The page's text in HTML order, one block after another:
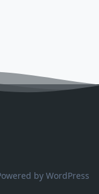
by WordPress